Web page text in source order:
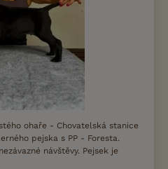
ohaře - Chovatelská stanice
pejska s PP - Foresta.
návštěvy. Pejsek je